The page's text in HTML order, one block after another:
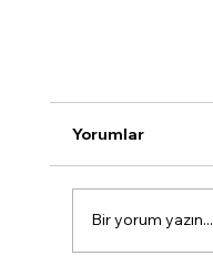
Yorumlar
Bir yorum yazın...